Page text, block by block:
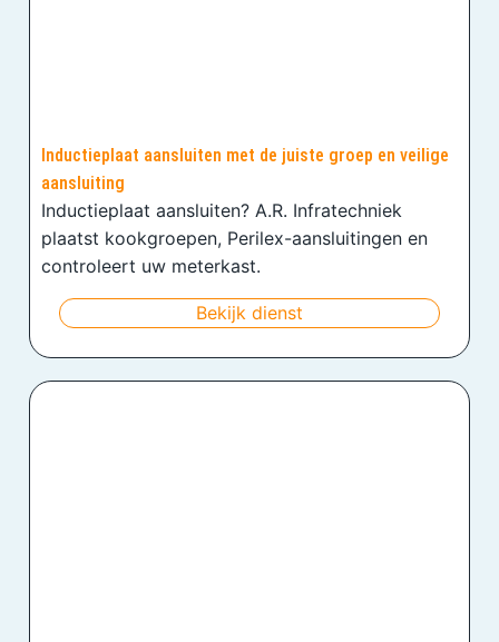
Inductieplaat aansluiten met de juiste groep en veilige
aansluiting
Inductieplaat aansluiten? A.R. Infratechniek
plaatst kookgroepen, Perilex-aansluitingen en
controleert uw meterkast.
Bekijk dienst